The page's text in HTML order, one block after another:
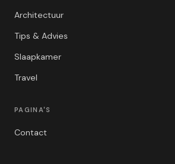
Architectuur
Tips & Advies
Slaapkamer
Travel
PAGINA'S
Contact